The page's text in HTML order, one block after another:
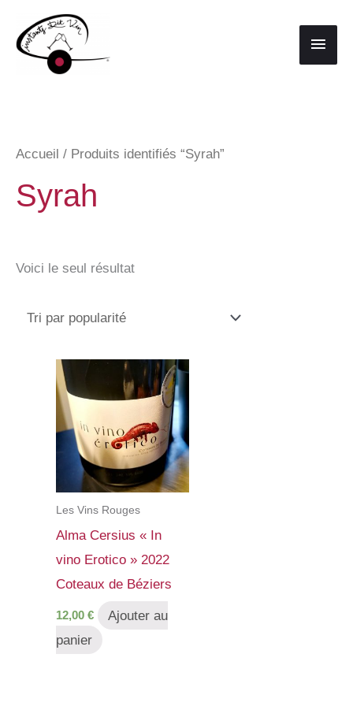
contenu
Accueil / Produits identifiés “Syrah”
Syrah
Voici le seul résultat
Les Vins Rouges
Alma Cersius « In
vino Erotico » 2022
Coteaux de Béziers
12,00 €
Ajouter au
panier